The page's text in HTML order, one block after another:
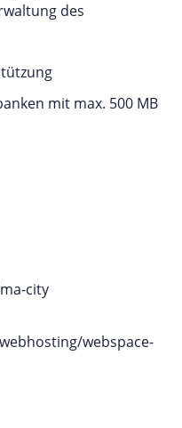
des
mit max. 500 MB
webspace-